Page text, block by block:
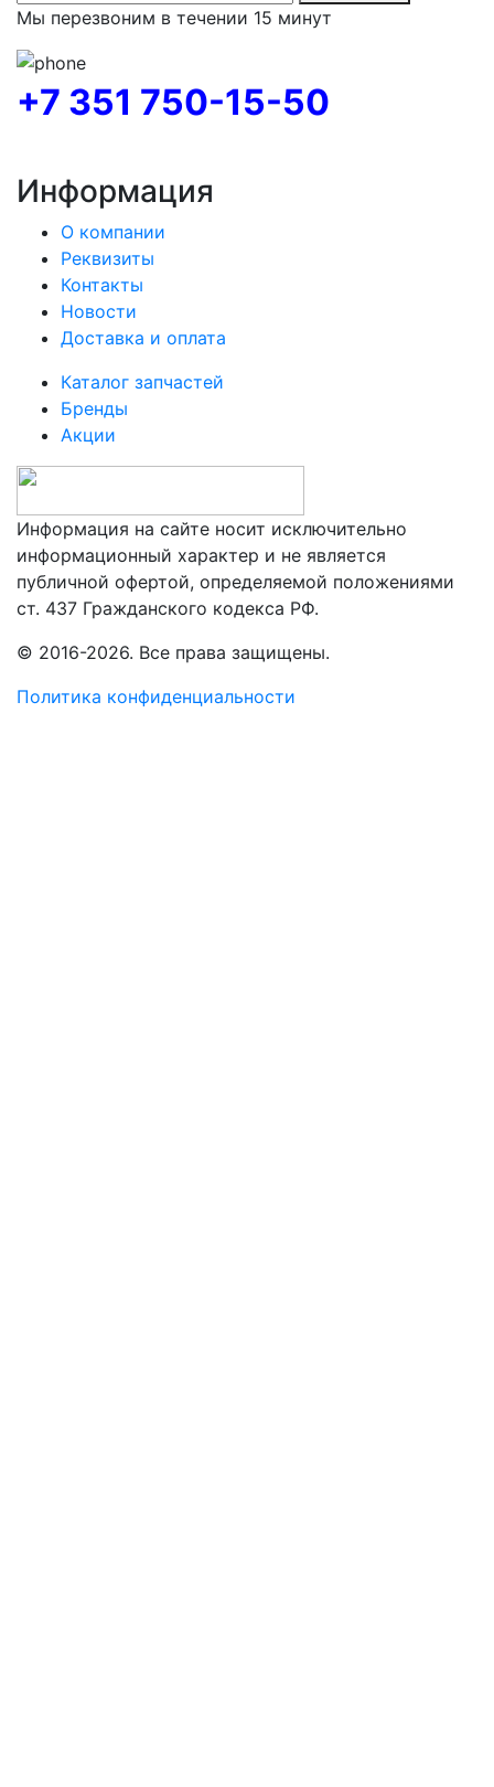
Информация на сайте носит исключительно
информационный характер и не является
публичной офертой, определяемой положениями
ст. 437 Гражданского кодекса РФ.
Мы перезвоним в течении 15 минут
+7 351 750-15-50
Информация
О компании
Реквизиты
Контакты
Новости
Доставка и оплата
Каталог запчастей
Бренды
Акции
© 2016-2026. Все права защищены.
Политика конфиденциальности